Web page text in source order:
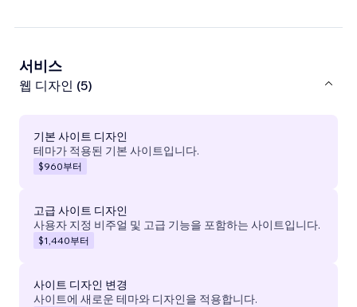
서비스
웹 디자인 (5)
기본 사이트 디자인
테마가 적용된 기본 사이트입니다.
$960부터
고급 사이트 디자인
사용자 지정 비주얼 및 고급 기능을 포함하는 사이트입니다.
$1,440부터
사이트 디자인 변경
사이트에 새로운 테마와 디자인을 적용합니다.